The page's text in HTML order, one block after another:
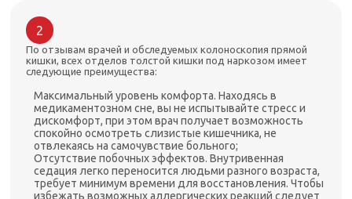
2
По отзывам врачей и обследуемых колоноскопия прямой
кишки, всех отделов толстой кишки под наркозом имеет
следующие преимущества:
Максимальный уровень комфорта. Находясь в
медикаментозном сне, вы не испытывайте стресс и
дискомфорт, при этом врач получает возможность
спокойно осмотреть слизистые кишечника, не
отвлекаясь на самочувствие больного;
Отсутствие побочных эффектов. Внутривенная
седация легко переносится людьми разного возраста,
требует минимум времени для восстановления. Чтобы
избежать возможных аллергических реакций следует